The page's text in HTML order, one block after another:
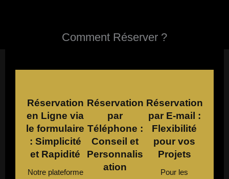
Comment Réserver ?
Réservation
en Ligne via
le formulaire
: Simplicité
et Rapidité
Notre plateforme
Réservation
par
Téléphone :
Conseil et
Personnalis
ation
Réservation
par E-mail :
Flexibilité
pour vos
Projets
Pour les